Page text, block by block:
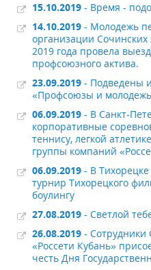
15.10.2019 - Время -
14.10.2019 - Молодежь
организации Сочинских
2019 года провела
профсоюзного актива.
23.09.2019 - Подведены
«Профсоюзы и
06.09.2019 - В Санкт-
корпоративные
теннису, легкой
группы компаний
06.09.2019 - В
турнир Тихорецкого
боулингу
27.08.2019 - Светлой
26.08.2019 - Сотрудники
«Россети Кубань»
честь Дня